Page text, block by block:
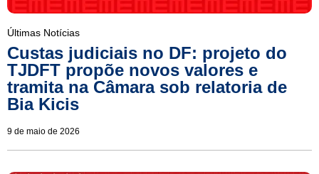
Últimas Notícias
Custas judiciais no DF: projeto do
TJDFT propõe novos valores e
tramita na Câmara sob relatoria de
Bia Kicis
9 de maio de 2026